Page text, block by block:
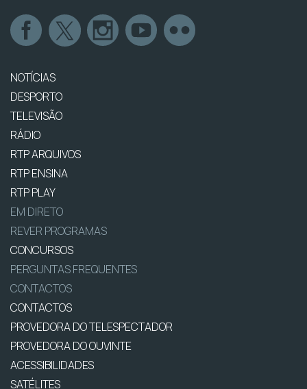
NOTÍCIAS
DESPORTO
TELEVISÃO
RÁDIO
RTP ARQUIVOS
RTP ENSINA
RTP PLAY
EM DIRETO
REVER PROGRAMAS
CONCURSOS
PERGUNTAS FREQUENTES
CONTACTOS
CONTACTOS
PROVEDORA DO TELESPECTADOR
PROVEDORA DO OUVINTE
ACESSIBILIDADES
SATÉLITES